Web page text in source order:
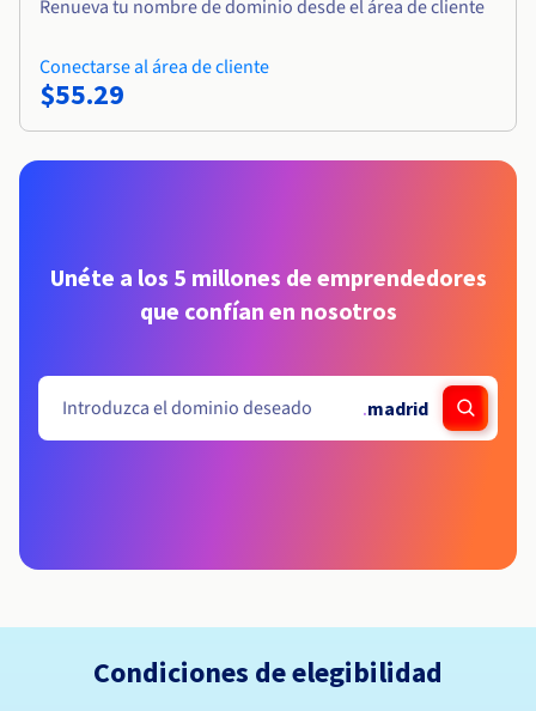
Renueva tu nombre de dominio desde el área de cliente
Conectarse al área de cliente
$55.29
Unéte a los 5 millones de emprendedores
que confían en nosotros
.madrid
Condiciones de elegibilidad